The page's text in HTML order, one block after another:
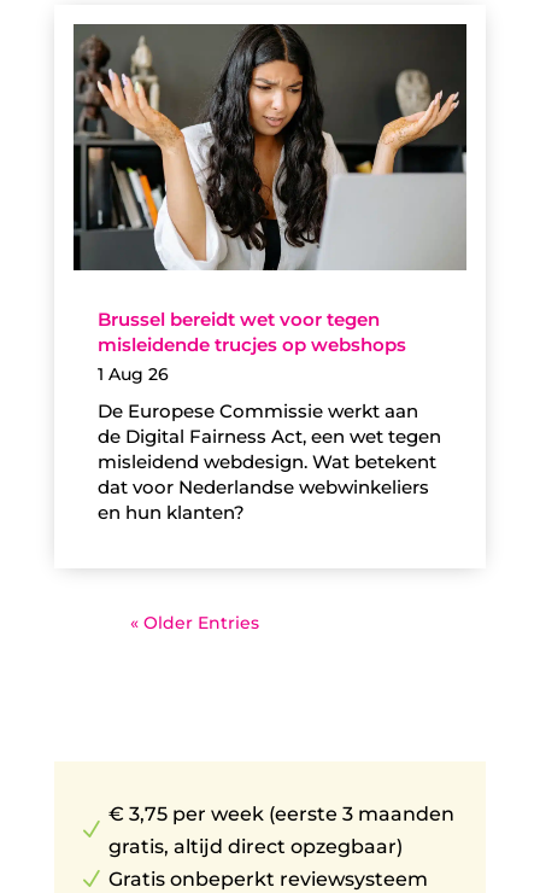
Brussel bereidt wet voor tegen
misleidende trucjes op webshops
1 Aug 26
De Europese Commissie werkt aan
de Digital Fairness Act, een wet tegen
misleidend webdesign. Wat betekent
dat voor Nederlandse webwinkeliers
en hun klanten?
« Older Entries
N
€ 3,75 per week (eerste 3 maanden
gratis, altijd direct opzegbaar)
N Gratis onbeperkt reviewsysteem